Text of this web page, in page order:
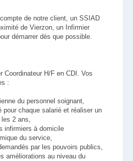
de notre client, un SSIAD
de Vierzon, un Infirmier
démarrer dès que possible.
Coordinateur H/F en CDI. Vos
:
du personnel soignant,
pour chaque salarié et réaliser un
2 ans,
infirmiers à domicile
du service,
par les pouvoirs publics,
améliorations au niveau du